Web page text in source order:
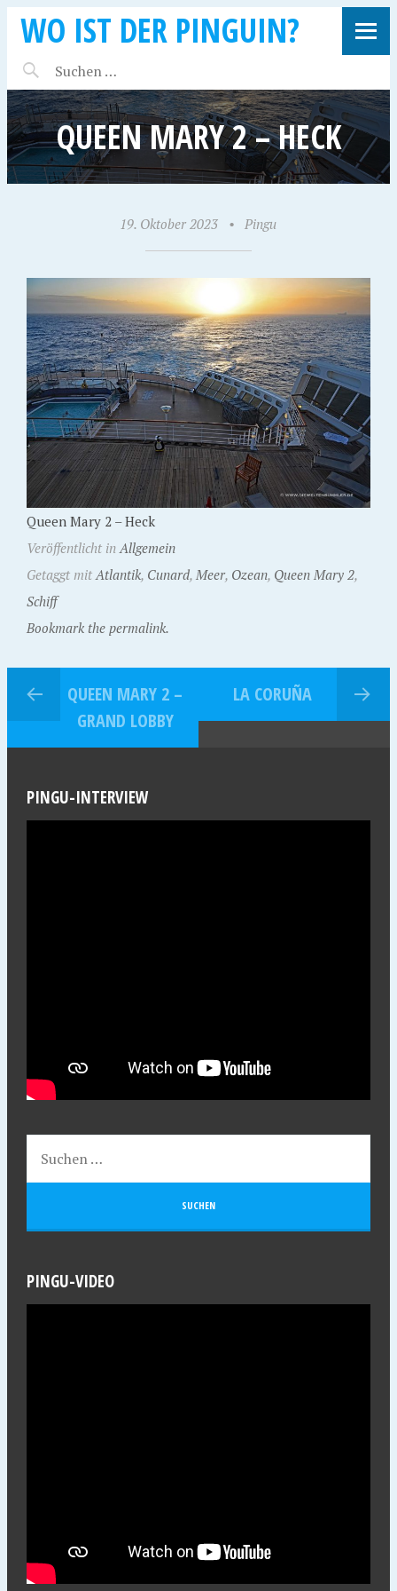
WO IST DER PINGUIN?
QUEEN MARY 2 – HECK
19. Oktober 2023 • Pingu
Queen Mary 2 – Heck
Veröffentlicht inAllgemein
Getaggt mitAtlantik, Cunard, Meer, Ozean, Queen Mary 2,
Schiff
Bookmark the permalink.
QUEEN MARY 2 –
GRAND LOBBY
LA CORUÑA
PINGU-INTERVIEW
PINGU-VIDEO